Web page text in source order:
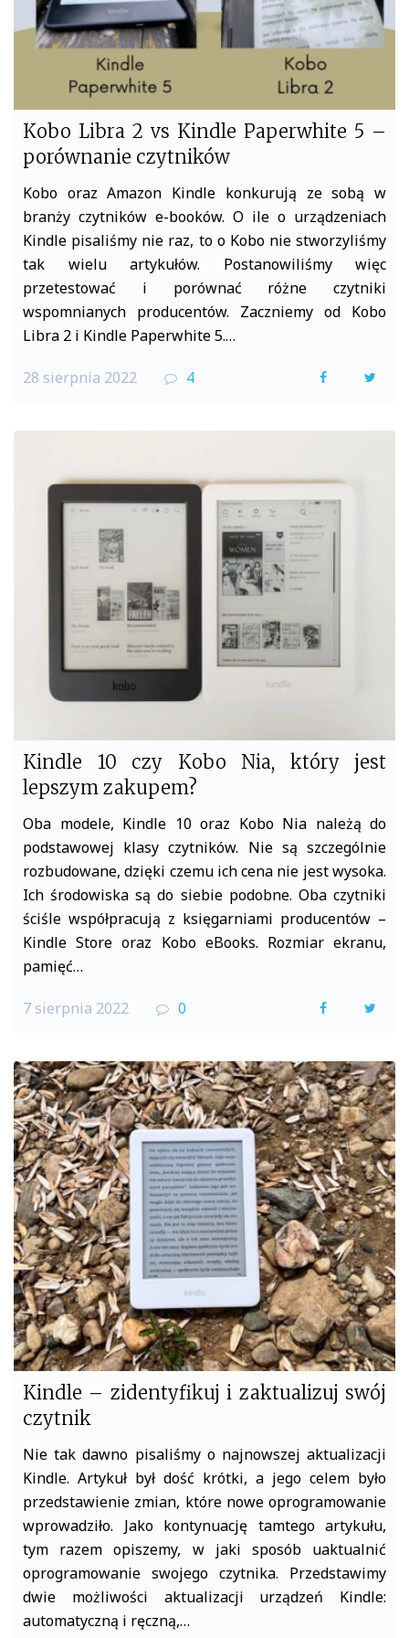
Kobo Libra 2 vs Kindle Paperwhite 5 –
porównanie czytników
Kobo oraz Amazon Kindle konkurują ze sobą w
branży czytników e-booków. O ile o urządzeniach
Kindle pisaliśmy nie raz, to o Kobo nie stworzyliśmy
tak wielu artykułów. Postanowiliśmy więc
przetestować i porównać różne czytniki
wspomnianych producentów. Zaczniemy od Kobo
Libra 2 i Kindle Paperwhite 5.…
28 sierpnia 2022 4
F
b
o
Kindle 10 czy Kobo Nia, który jest
lepszym zakupem?
Oba modele, Kindle 10 oraz Kobo Nia należą do
podstawowej klasy czytników. Nie są szczególnie
rozbudowane, dzięki czemu ich cena nie jest wysoka.
Ich środowiska są do siebie podobne. Oba czytniki
ściśle współpracują z księgarniami producentów –
Kindle Store oraz Kobo eBooks. Rozmiar ekranu,
pamięć…
7 sierpnia 2022 0
F
c
e
b
o
o
k
i
t
t
e
r
Kindle – zidentyfikuj i zaktualizuj swój
czytnik
Nie tak dawno pisaliśmy o najnowszej aktualizacji
Kindle. Artykuł był dość krótki, a jego celem było
przedstawienie zmian, które nowe oprogramowanie
wprowadziło. Jako kontynuację tamtego artykułu,
tym razem opiszemy, w jaki sposób uaktualnić
oprogramowanie swojego czytnika. Przedstawimy
dwie możliwości aktualizacji urządzeń Kindle:
automatyczną i ręczną,…